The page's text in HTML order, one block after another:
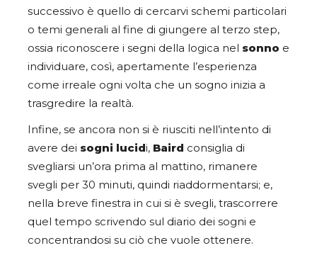
successivo è quello di cercarvi schemi particolari
o temi generali al fine di giungere al terzo step,
ossia riconoscere i segni della logica nel sonno e
individuare, così, apertamente l’esperienza
come irreale ogni volta che un sogno inizia a
trasgredire la realtà.
Infine, se ancora non si è riusciti nell’intento di
avere dei sogni lucidi, Baird consiglia di
svegliarsi un’ora prima al mattino, rimanere
svegli per 30 minuti, quindi riaddormentarsi; e,
nella breve finestra in cui si è svegli, trascorrere
quel tempo scrivendo sul diario dei sogni e
concentrandosi su ciò che vuole ottenere.